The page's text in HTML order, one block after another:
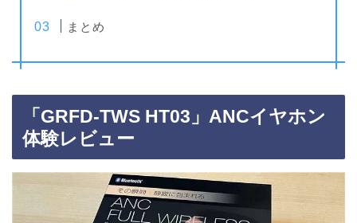
まとめ
「GRFD-TWS HT03」ANCイヤホン
体験レビュー